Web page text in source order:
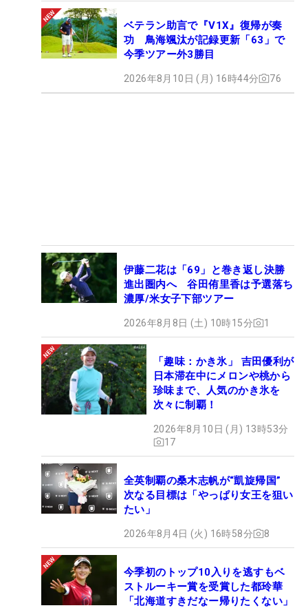
ベテラン助言で『V1X』復帰が奏
功 鳥海颯汰が記録更新「63」で
今季ツアー外3勝目
2026年8月10日 (月) 16時44分 76
伊藤二花は「69」と巻き返し決勝
進出圏内へ 谷田侑里香は予選落ち
濃厚/米女子下部ツアー
2026年8月8日 (土) 10時15分 1
「趣味：かき氷」 吉田優利が
日本滞在中にメロンや桃から
珍味まで、人気のかき氷を
次々に制覇！
2026年8月10日 (月) 13時53分
17
全英制覇の桑木志帆が“凱旋帰国”
次なる目標は「やっぱり女王を狙い
たい」
2026年8月4日 (火) 16時58分 8
今季初のトップ10入りを逃すもベ
ストルーキー賞を受賞した都玲華
「北海道すきだなー帰りたくない」